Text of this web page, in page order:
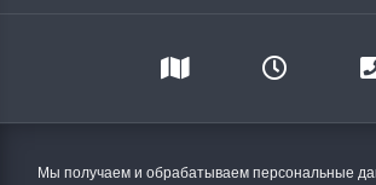
Мы получаем и обрабатываем персональные